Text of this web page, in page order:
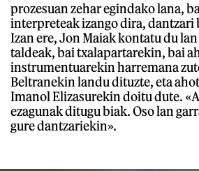
prozesuan zehar egindako lana,
interpreteak izango dira, dantzari
Izan ere, Jon Maiak kontatu du
taldeak, bai txalapartarekin, bai
instrumentuarekin harremana
Beltranekin landu dituzte, eta
Imanol Elizasurekin doitu dute.
ezagunak ditugu biak. Oso lan
gure dantzariekin».